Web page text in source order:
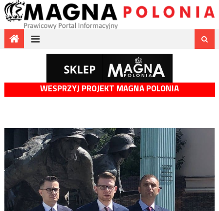
WESPRZYJ PROJEKT MAGNA POLONIA